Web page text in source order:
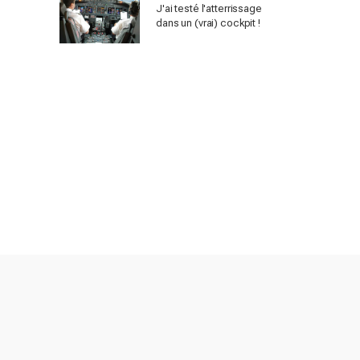
J'ai testé l'atterrissage
dans un (vrai) cockpit !